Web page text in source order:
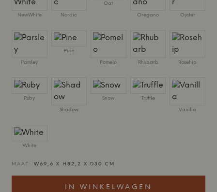
NewWhite Nordic
Oat
Oregano Oyster
Parsley
Pine
Pomelo Rhubarb Rosehip
Ruby
Shadow
Snow Truffle
Vanilla
White
MAAT: W69,6 X H82,2 X D30 CM
IN WINKELWAGEN